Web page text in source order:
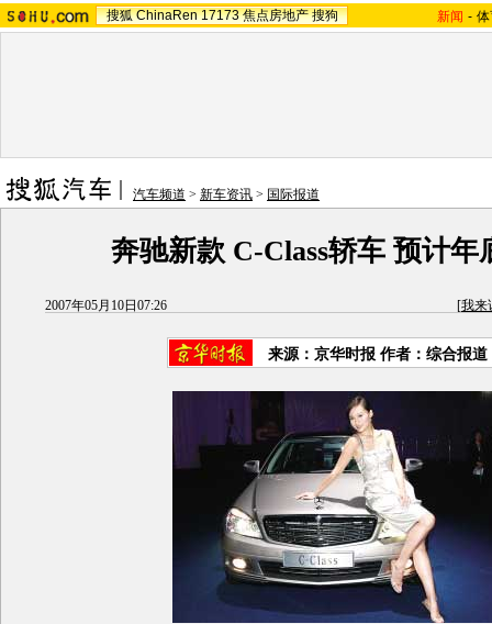
搜狐 ChinaRen 17173 焦点房地产 搜狗 新闻 -
汽车频道 > 新车资讯 > 国际报道
奔驰新款 C-Class轿车 预计年
2007年05月10日07:26 [我来
来源：京华时报 作者：综合报道